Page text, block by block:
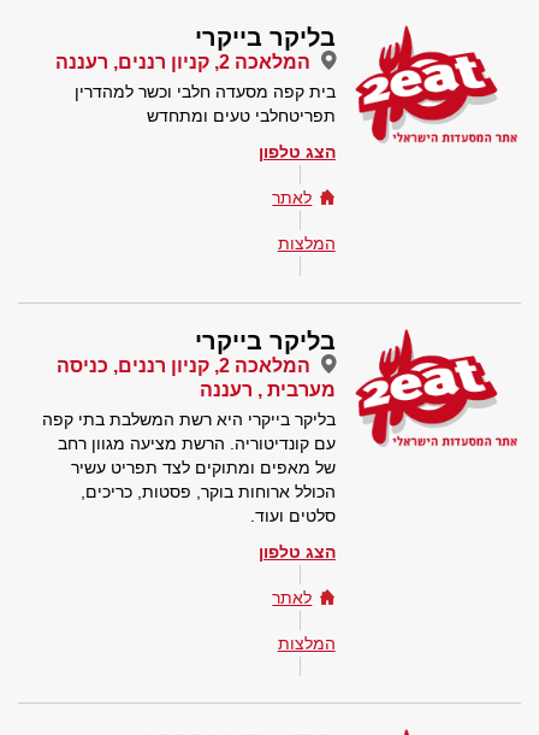
בליקר בייקרי
המלאכה 2, קניון רננים, רעננה
בית קפה מסעדה חלבי וכשר למהדרין
תפריטחלבי טעים ומתחדש
הצג טלפון
לאתר
המלצות
בליקר בייקרי
המלאכה 2, קניון רננים, כניסה
מערבית , רעננה
בליקר בייקרי היא רשת המשלבת בתי קפה
עם קונדיטוריה. הרשת מציעה מגוון רחב
של מאפים ומתוקים לצד תפריט עשיר
הכולל ארוחות בוקר, פסטות, כריכים,
סלטים ועוד.
הצג טלפון
לאתר
המלצות